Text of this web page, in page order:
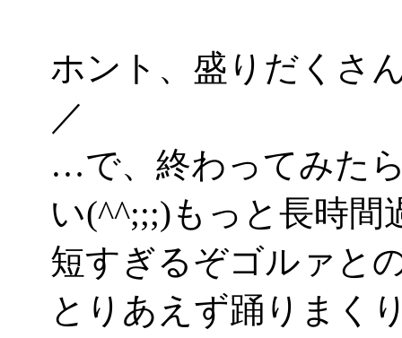
ホント、盛りだくさ
／
…で、終わってみた
い(^^;;;)もっと長時
短すぎるぞゴルァと
とりあえず踊りまく